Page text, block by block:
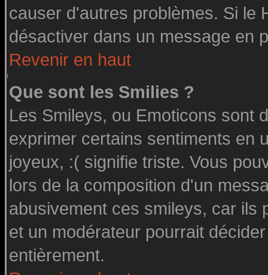
causer d'autres problèmes. Si le
désactiver dans un message en
Revenir en haut
Que sont les Smilies ?
Les Smileys, ou Emoticons sont
exprimer certains sentiments en
joyeux, :( signifie triste. Vous
lors de la composition d'un
abusivement ces smileys, car ils
et un modérateur pourrait
entièrement.